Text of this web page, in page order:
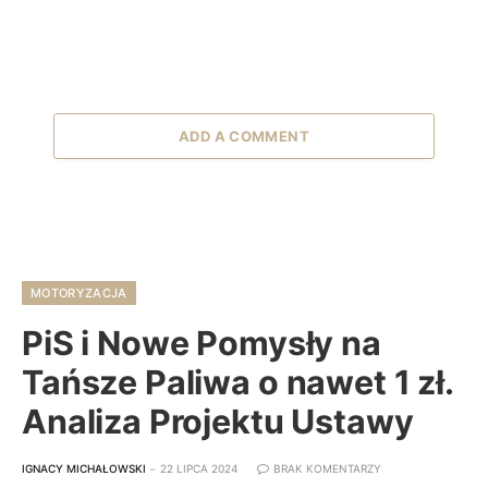
ADD A COMMENT
MOTORYZACJA
PiS i Nowe Pomysły na
Tańsze Paliwa o nawet 1 zł.
Analiza Projektu Ustawy
IGNACY MICHAŁOWSKI 22 LIPCA 2024 BRAK KOMENTARZY